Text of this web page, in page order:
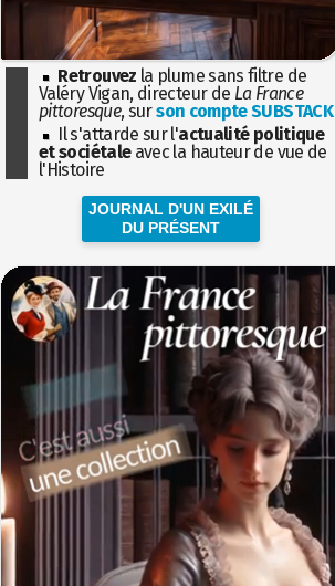
Retrouvez la plume sans filtre de
Valéry Vigan, directeur de La France
pittoresque, surson compte SUBSTACK
Il s'attarde sur l'actualité politique
et sociétaleavec la hauteur de vue de
l'Histoire
JOURNAL D'UN EXILÉ
DU PRÉSENT